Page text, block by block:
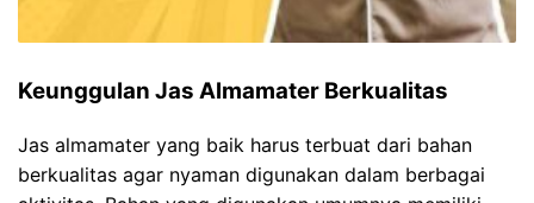
Keunggulan Jas Almamater Berkualitas
Jas almamater yang baik harus terbuat dari bahan
berkualitas agar nyaman digunakan dalam berbagai